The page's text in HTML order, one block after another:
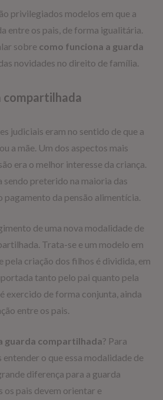
privilegiados modelos em que a
entre os pais, de forma igualitária.
sobre como funciona a guarda
das novidades no direito de família.
compartilhada
judiciais eram no sentido de que a
a mãe. Um dos aspectos mais
era o melhor interesse da criança.
sendo preterido na maioria das
pagamento da pensão alimentícia.
de uma nova modalidade de
Trata-se e um modelo em
pela criação dos filhos é dividida, em
tanto pelo pai quanto pela
exercido de forma conjunta, ainda
entre os pais.
guarda compartilhada? Para
o que essa modalidade de
diferença para a guarda
pais devem orientar e